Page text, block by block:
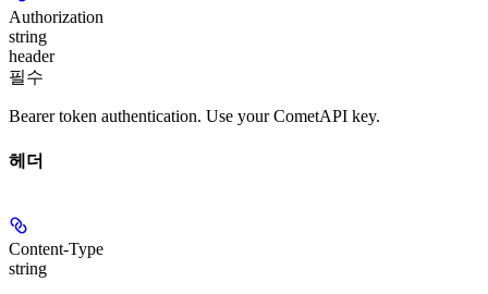
Authorization
string
header
필수
Bearer token authentication. Use your CometAPI key.
헤더
Content-Type
string